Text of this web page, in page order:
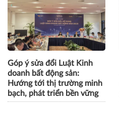
Góp ý sửa đổi Luật Kinh
doanh bất động sản:
Hướng tới thị trường minh
bạch, phát triển bền vững